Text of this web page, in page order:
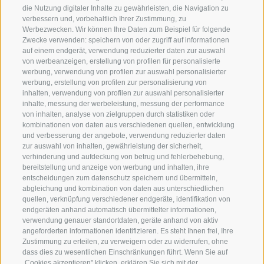
die Nutzung digitaler Inhalte zu gewährleisten, die Navigation zu
verbessern und, vorbehaltlich Ihrer Zustimmung, zu
Werbezwecken. Wir können Ihre Daten zum Beispiel für folgende
Zwecke verwenden: speichern von oder zugriff auf informationen
auf einem endgerät, verwendung reduzierter daten zur auswahl
von werbeanzeigen, erstellung von profilen für personalisierte
werbung, verwendung von profilen zur auswahl personalisierter
werbung, erstellung von profilen zur personalisierung von
inhalten, verwendung von profilen zur auswahl personalisierter
inhalte, messung der werbeleistung, messung der performance
von inhalten, analyse von zielgruppen durch statistiken oder
kombinationen von daten aus verschiedenen quellen, entwicklung
und verbesserung der angebote, verwendung reduzierter daten
zur auswahl von inhalten, gewährleistung der sicherheit,
verhinderung und aufdeckung von betrug und fehlerbehebung,
bereitstellung und anzeige von werbung und inhalten, ihre
entscheidungen zum datenschutz speichern und übermitteln,
abgleichung und kombination von daten aus unterschiedlichen
quellen, verknüpfung verschiedener endgeräte, identifikation von
endgeräten anhand automatisch übermittelter informationen,
verwendung genauer standortdaten, geräte anhand von aktiv
angeforderten informationen identifizieren. Es steht Ihnen frei, Ihre
Zustimmung zu erteilen, zu verweigern oder zu widerrufen, ohne
dass dies zu wesentlichen Einschränkungen führt. Wenn Sie auf
360° VIEW
MARKTPLATZ 1 - 39043 KLAUSEN (BZ)
ÖFFNUNGSZEITEN
MONTAG - FREITAG: 08.30 - 12.30 UHR UND 14.30 -
18.00 UHR
SAMSTAG: 09.00 - 12.00 UHR
COOKIE-RICHTLINIE
PRIVACY
COOKIE PRÄFERENZEN
MITGLIEDERBEREICH
PARTNER
created with passion by